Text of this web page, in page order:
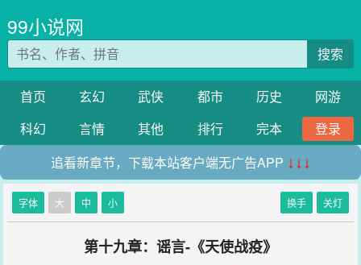
99小说网
搜索
首页 玄幻 武侠 都市 历史
网游
科幻
言情 其他 排行 完本
登录
追看新章节，下载本站客户端无广告APP ↓↓↓
字体 大 中 小 换手 关灯
第十九章：谣言-《天使战疫》